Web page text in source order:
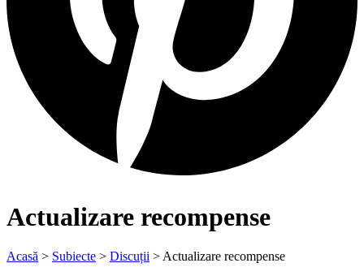
Actualizare recompense
Acasă > Subiecte > Discuții > Actualizare recompense